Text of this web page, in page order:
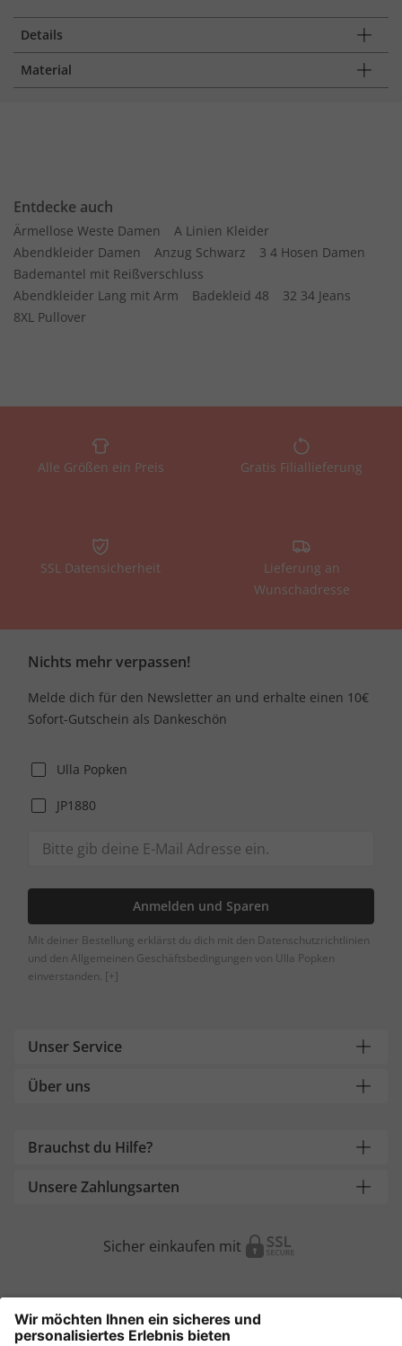
Details
Material
Entdecke auch
Ärmellose Weste Damen
A Linien Kleider
Abendkleider Damen
Anzug Schwarz
3 4 Hosen Damen
Bademantel mit Reißverschluss
Abendkleider Lang mit Arm
Badekleid 48
32 34 Jeans
8XL Pullover
Alle Größen ein Preis Gratis Filiallieferung
SSL Datensicherheit
Lieferung an
Wunschadresse
Nichts mehr verpassen!
Melde dich für den Newsletter an und erhalte einen 10€
Sofort-Gutschein als Dankeschön
Ulla Popken
JP1880
Anmelden und Sparen
Mit deiner Bestellung erklärst du dich mit den Datenschutzrichtlinien
und den Allgemeinen Geschäftsbedingungen von Ulla Popken
einverstanden. [+]
Unser Service
Über uns
Brauchst du Hilfe?
Unsere Zahlungsarten
Sicher einkaufen mit
Weitere Onlineshops